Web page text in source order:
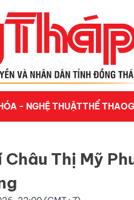
- NGHỆ THUẬTTHỂ THAO
Thị Mỹ